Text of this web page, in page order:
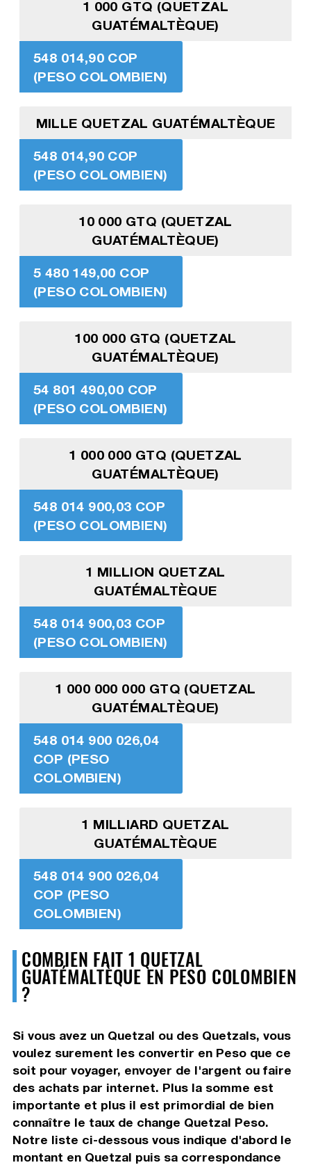
1 000 GTQ (QUETZAL
GUATÉMALTÈQUE)
548 014,90 COP
(PESO COLOMBIEN)
MILLE QUETZAL GUATÉMALTÈQUE
548 014,90 COP
(PESO COLOMBIEN)
10 000 GTQ (QUETZAL
GUATÉMALTÈQUE)
5 480 149,00 COP
(PESO COLOMBIEN)
100 000 GTQ (QUETZAL
GUATÉMALTÈQUE)
54 801 490,00 COP
(PESO COLOMBIEN)
1 000 000 GTQ (QUETZAL
GUATÉMALTÈQUE)
548 014 900,03 COP
(PESO COLOMBIEN)
1 MILLION QUETZAL
GUATÉMALTÈQUE
548 014 900,03 COP
(PESO COLOMBIEN)
1 000 000 000 GTQ (QUETZAL
GUATÉMALTÈQUE)
548 014 900 026,04
COP (PESO
COLOMBIEN)
1 MILLIARD QUETZAL
GUATÉMALTÈQUE
548 014 900 026,04
COP (PESO
COLOMBIEN)
COMBIEN FAIT 1 QUETZAL
GUATÉMALTÈQUE EN PESO COLOMBIEN
?
Si vous avez un Quetzal ou des Quetzals, vous
voulez surement les convertir en Peso que ce
soit pour voyager, envoyer de l'argent ou faire
des achats par internet. Plus la somme est
importante et plus il est primordial de bien
connaître le taux de change Quetzal Peso.
Notre liste ci-dessous vous indique d'abord le
montant en Quetzal puis sa correspondance